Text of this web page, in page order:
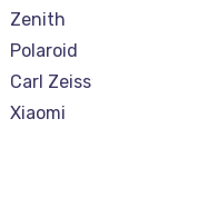
Zenith
Polaroid
Carl Zeiss
Xiaomi